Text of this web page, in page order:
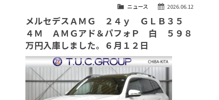
自動車保険
TUCとは？
リクルート
納車blog
スタッフblog
会社概要
2026.06.12
ニュース
メルセデスＡＭＧ ２４ｙ ＧＬＢ３５
４Ｍ ＡＭＧアド＆パフォＰ 白 ５９８
万円入庫しました。６月１２日